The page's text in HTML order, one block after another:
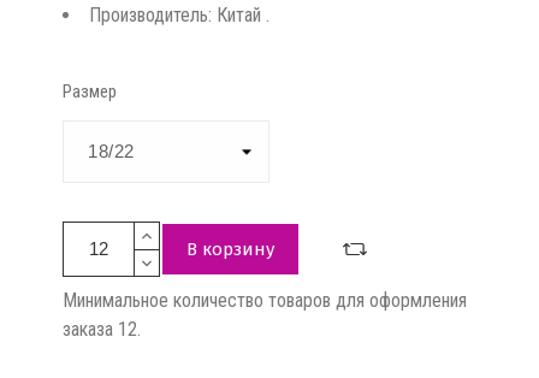
Производитель: Китай .
Размер
В корзину
Минимальное количество товаров для оформления
заказа 12.